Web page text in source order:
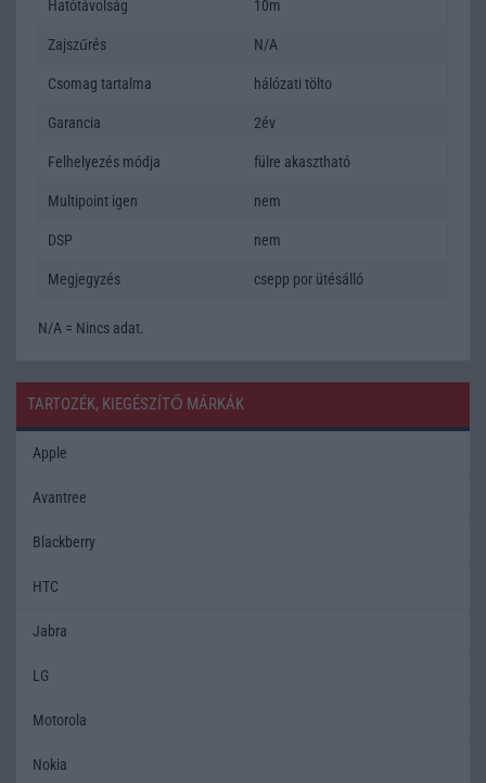
Hatótávolság 10m
Zajszűrés N/A
Csomag tartalma hálózati tölto
Garancia 2év
Felhelyezés módja fülre akasztható
Multipoint igen nem
DSP nem
Megjegyzés csepp por ütésálló
N/A = Nincs adat.
TARTOZÉK, KIEGÉSZÍTŐ MÁRKÁK
Apple
Avantree
Blackberry
HTC
Jabra
LG
Motorola
Nokia